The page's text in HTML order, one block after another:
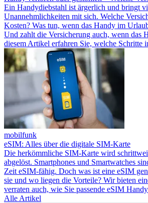
Ein Handydiebstahl ist ärgerlich und bringt
Unannehmlichkeiten mit sich. Welche
Kosten? Was tun, wenn das Handy im
Und zahlt die Versicherung auch, wenn das
diesem Artikel erfahren Sie, welche Schritte
mobilfunk
eSIM: Alles über die digitale SIM-Karte
Die herkömmliche SIM-Karte wird
abgelöst. Smartphones und Smartwatches
Zeit eSIM-fähig. Doch was ist eine eSIM
sie und wo liegen die Vorteile? Wir bieten
verraten auch, wie Sie passende eSIM
Alle Artikel